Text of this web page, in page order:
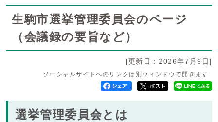
生駒市選挙管理委員会のページ
（会議録の要旨など）
[更新日：2026年7月9日]
ソーシャルサイトへのリンクは別ウィンドウで開きます
選挙管理委員会とは